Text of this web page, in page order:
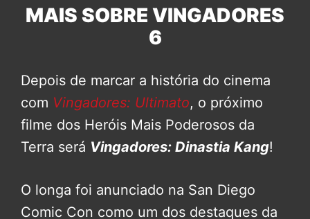
MAIS SOBRE VINGADORES
6
Depois de marcar a história do cinema
com Vingadores: Ultimato, o próximo
filme dos Heróis Mais Poderosos da
Terra será Vingadores: Dinastia Kang!
O longa foi anunciado na San Diego
Comic Con como um dos destaques da